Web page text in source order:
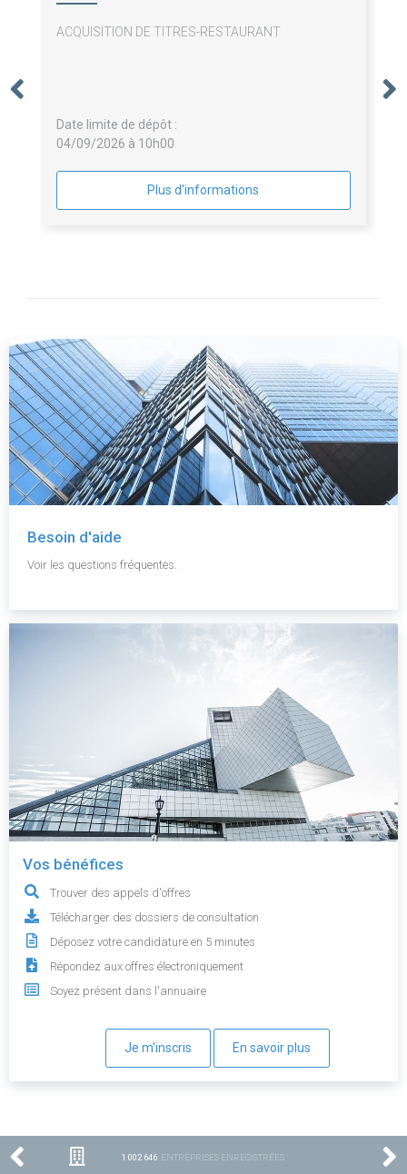
ACQUISITION DE TITRES-RESTAURANT
Date limite de dépôt :
04/09/2026 à 10h00
Plus d'informations
Besoin d'aide
Voir les questions fréquentes.
Vos bénéfices
Trouver des appels d'offres
Télécharger des dossiers de consultation
Déposez votre candidature en 5 minutes
Répondez aux offres électroniquement
Soyez présent dans l'annuaire
Je m'inscris En savoir plus
1 002 646 ENTREPRISES ENREGISTRÉES